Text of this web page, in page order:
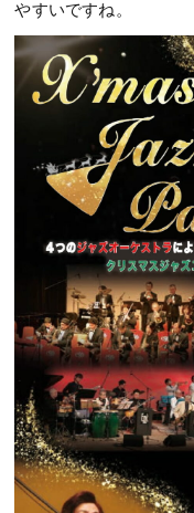
やすいですね。